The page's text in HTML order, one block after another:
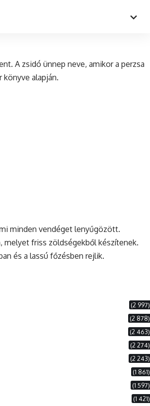
A zsidó ünnep neve, amikor a perzsa
alapján.
minden vendéget lenyűgözött.
melyet friss zöldségekből készítenek.
és a lassú főzésben rejlik.
(2 997)
(2 878)
(2 463)
(2 274)
(2 243)
(1 861)
(1 597)
(1 421)